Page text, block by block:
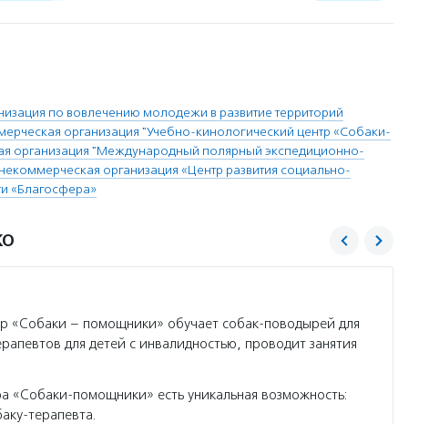
по вовлечению молодежи в развитие территорий
организация "Учебно-кинологический центр «Собаки-
организация "Международный полярный экспедиционно-
организация «Центр развития социально-
«Благосфера»
«Собаки – помощники» обучает собак-поводырей для
для детей с инвалидностью, проводит занятия
«Собаки-помощники» есть уникальная возможность:
терапевта.